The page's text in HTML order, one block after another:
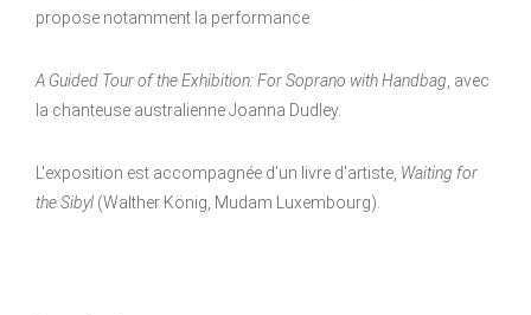
propose notamment la performance
A Guided Tour of the Exhibition: For Soprano with Handbag, avec
la chanteuse australienne Joanna Dudley.
L'exposition est accompagnée d'un livre d'artiste, Waiting for
the Sibyl (Walther König, Mudam Luxembourg).